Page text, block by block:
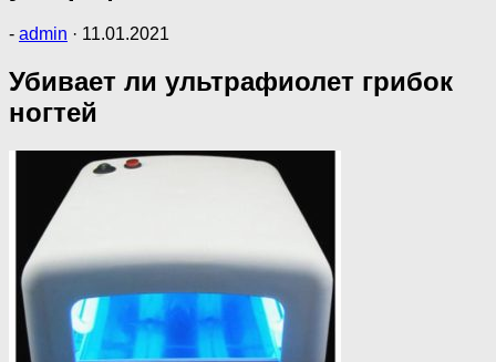
- admin · 11.01.2021
Убивает ли ультрафиолет грибок
ногтей